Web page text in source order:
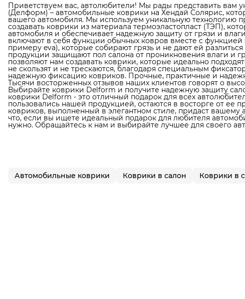
Приветствуем вас, автолюбители! Мы рады представить вам
(Делформ) – автомобильные коврики на Хендай Солярис,
вашего автомобиля. Мы используем уникальную технологию
создавать коврики из материала термоэластопласт (ТЭП),
автомобиля и обеспечивает надежную защиту от грязи и
включают в себя функции обычных ковров вместе с
примеру eva), которые собирают грязь и не дают ей
продукции защищают пол салона от проникновения влаги и
позволяют нам создавать коврики, которые идеально
не скользят и не трескаются, благодаря специальным
надежную фиксацию ковриков. Прочные, практичные и
Тысячи восторженных отзывов наших клиентов говорят о
Выбирайте коврики Delform и получите надежную защиту
коврики Delform - это отличный подарок для всех
пользовались нашей продукцией, остаются в восторге от ее
ковриков, выполненный в элегантном стиле, придаст
что, если вы ищете идеальный подарок для любителя
нужно. Обращайтесь к нам и выбирайте лучшее для своего
Автомобильные коврики Коврики в салон Коврики в